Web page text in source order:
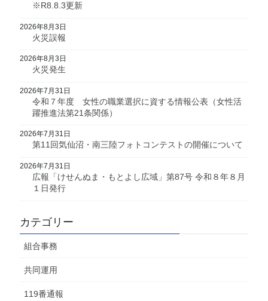
※R8.8.3更新
火災誤報
2026年8月3日
火災発生
2026年8月3日
令和７年度 女性の職業選択に資する情報公表（女性活
躍推進法第21条関係）
2026年7月31日
第11回気仙沼・南三陸フォトコンテストの開催について
2026年7月31日
広報「けせんぬま・もとよし広域」第87号 令和８年８月
１日発行
2026年7月31日
カテゴリー
組合事務
共同運用
119番通報